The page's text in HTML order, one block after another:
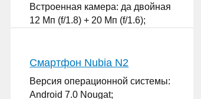
Встроенная камера: да двойная
12 Мп (f/1.8) + 20 Мп (f/1.6);
Смартфон Nubia N2
Версия операционной системы:
Android 7.0 Nougat;